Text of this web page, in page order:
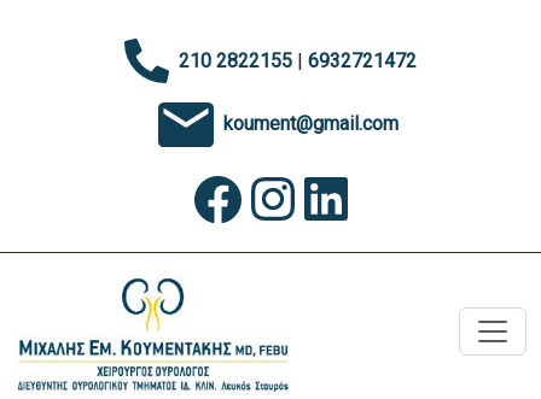
210 2822155 | 6932721472
koument@gmail.com